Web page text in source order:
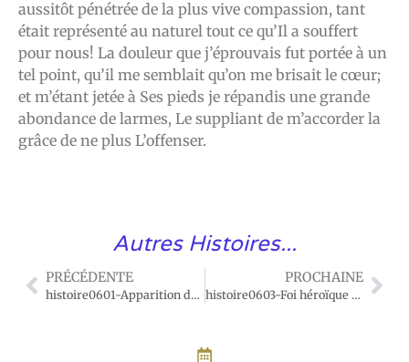
aussitôt pénétrée de la plus vive compassion, tant
était représenté au naturel tout ce qu’Il a souffert
pour nous! La douleur que j’éprouvais fut portée à un
tel point, qu’il me semblait qu’on me brisait le cœur;
et m’étant jetée à Ses pieds je répandis une grande
abondance de larmes, Le suppliant de m’accorder la
grâce de ne plus L’offenser.
Autres Histoires...
PRÉCÉDENTE
histoire0601-Apparition du Sacré Coeur à sainte Marguerite-Marie Alacoque
PROCHAINE
histoire0603-Foi héroïque des Irlandais